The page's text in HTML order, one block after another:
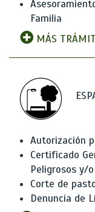
Familia
MÁS
Autorización
Certificado
Peligrosos y/
Corte de
Denuncia de